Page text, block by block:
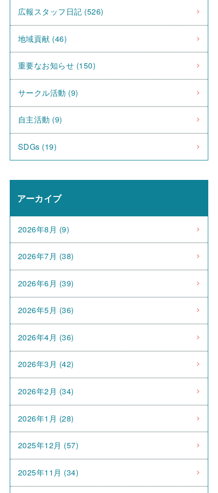
広報スタッフ日記 (526)
地域貢献 (46)
重要なお知らせ (150)
サークル活動 (9)
自主活動 (9)
SDGs (19)
アーカイブ
2026年8月 (9)
2026年7月 (38)
2026年6月 (39)
2026年5月 (36)
2026年4月 (36)
2026年3月 (42)
2026年2月 (34)
2026年1月 (28)
2025年12月 (57)
2025年11月 (34)